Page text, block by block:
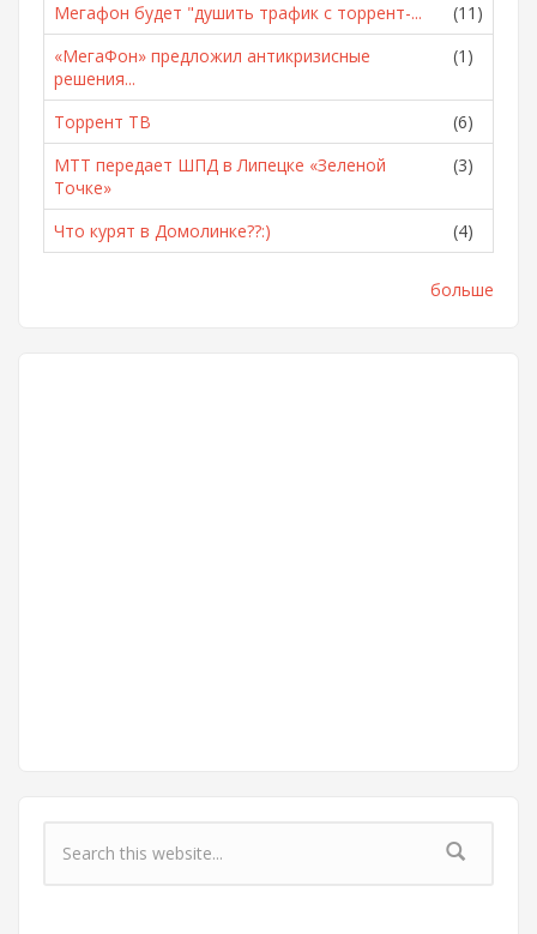
Мегафон будет "душить трафик с торрент-...
(11)
«МегаФон» предложил антикризисные
решения...
(1)
Торрент ТВ
(6)
МТТ передает ШПД в Липецке «Зеленой
Точке»
(3)
Что курят в Домолинке??:) (4)
больше
Форма поиска